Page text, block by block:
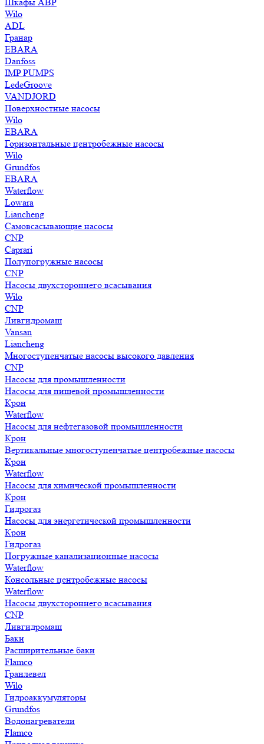
Wilo
ADL
Гранар
EBARA
Danfoss
IMP PUMPS
LedeGroove
VANDJORD
Поверхностные насосы
Wilo
EBARA
Горизонтальные центробежные насосы
Wilo
Grundfos
EBARA
Waterflow
Lowara
Liancheng
Самовсасывающие насосы
CNP
Caprari
Полупогружные насосы
CNP
Насосы двухстороннего всасывания
Wilo
CNP
Ливгидромаш
Vansan
Liancheng
Многоступенчатые насосы высокого давления
CNP
Насосы для промышленности
Насосы для пищевой промышленности
Крон
Waterflow
Насосы для нефтегазовой промышленности
Крон
Вертикальные многоступенчатые центробежные насосы
Крон
Waterflow
Насосы для химической промышленности
Крон
Гидрогаз
Насосы для энергетической промышленности
Крон
Гидрогаз
Погружные канализационные насосы
Waterflow
Консольные центробежные насосы
Waterflow
Насосы двухстороннего всасывания
CNP
Ливгидромаш
Баки
Расширительные баки
Flamco
Гранлевел
Wilo
Гидроаккумуляторы
Grundfos
Водонагреватели
Flamco